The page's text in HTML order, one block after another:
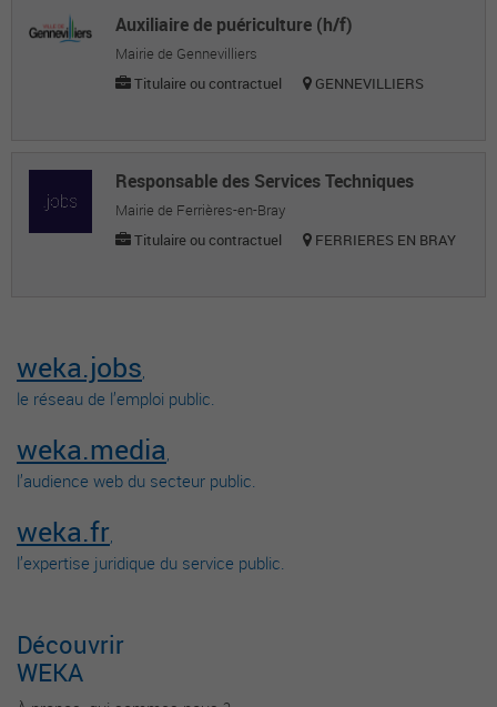
Auxiliaire de puériculture (h/f)
Mairie de Gennevilliers
Titulaire ou contractuel
GENNEVILLIERS
Responsable des Services Techniques
Mairie de Ferrières-en-Bray
Titulaire ou contractuel
FERRIERES EN BRAY
weka.jobs,
le réseau de l’emploi public.
weka.media,
l’audience web du secteur public.
weka.fr,
l’expertise juridique du service public.
Découvrir
WEKA